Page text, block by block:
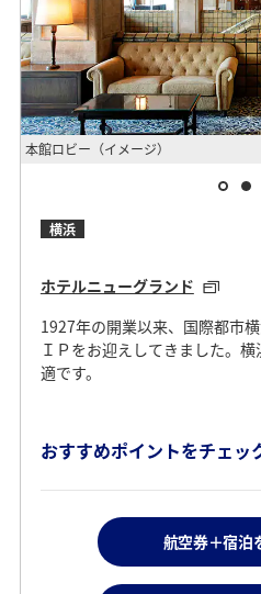
本館ロビー（イメージ）
横浜
ホテルニューグランド
1927年の開業以来、国際都市
ＩＰをお迎えしてきました。
適です。
おすすめポイントをチェッ
航空券＋宿泊